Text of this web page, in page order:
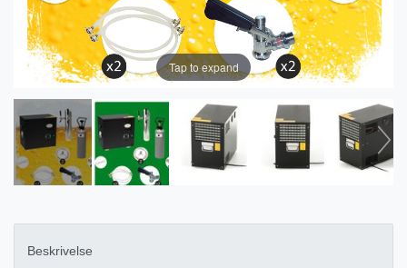
Tap to expand
Beskrivelse